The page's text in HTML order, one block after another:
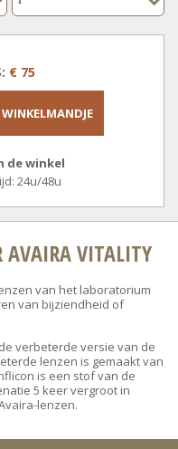
€ 75
de winkel
24u/48u
AVAIRA VITALITY
van het laboratorium
van bijziendheid of
verbeterde versie van de
lenzen is gemaakt van
is een stof van de
5 keer vergroot in
lenzen.